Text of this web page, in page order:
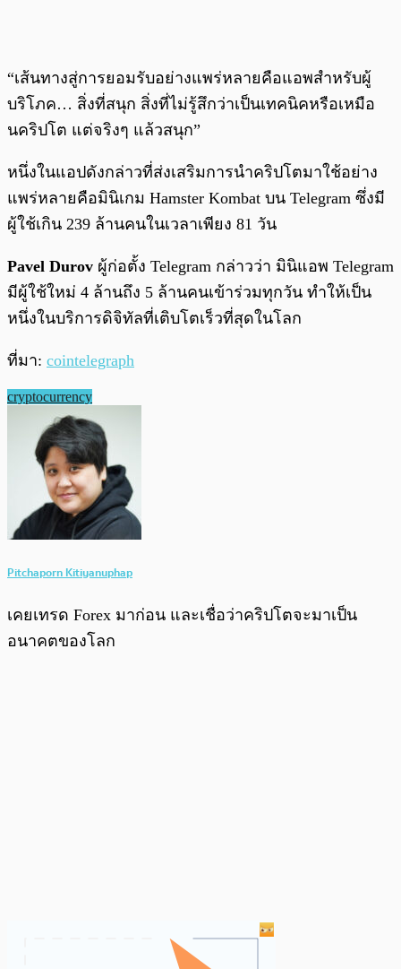
“เส้นทางสู่การยอมรับอย่างแพร่หลายคือแอพสำหรับผู้
บริโภค… สิ่งที่สนุก สิ่งที่ไม่รู้สึกว่าเป็นเทคนิคหรือเหมือ
นคริปโต แต่จริงๆ แล้วสนุก”
หนึ่งในแอปดังกล่าวที่ส่งเสริมการนำคริปโตมาใช้อย่าง
แพร่หลายคือมินิเกม Hamster Kombat บน Telegram ซึ่งมี
ผู้ใช้เกิน 239 ล้านคนในเวลาเพียง 81 วัน
Pavel Durov ผู้ก่อตั้ง Telegram กล่าวว่า มินิแอพ Telegram
มีผู้ใช้ใหม่ 4 ล้านถึง 5 ล้านคนเข้าร่วมทุกวัน ทำให้เป็น
หนึ่งในบริการดิจิทัลที่เติบโตเร็วที่สุดในโลก
ที่มา: cointelegraph
cryptocurrency
Pitchaporn Kitiyanuphap
เคยเทรด Forex มาก่อน และเชื่อว่าคริปโตจะมาเป็น
อนาคตของโลก